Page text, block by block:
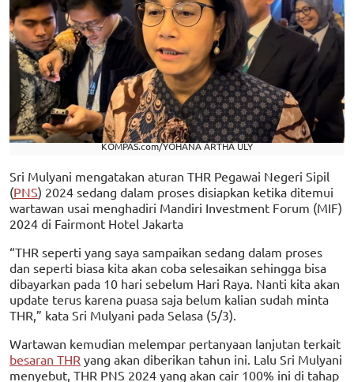
KOMPAS.com/YOHANA ARTHA ULY
Sri Mulyani mengatakan aturan THR Pegawai Negeri Sipil
(PNS) 2024 sedang dalam proses disiapkan ketika ditemui
wartawan usai menghadiri Mandiri Investment Forum (MIF)
2024 di Fairmont Hotel Jakarta
“THR seperti yang saya sampaikan sedang dalam proses
dan seperti biasa kita akan coba selesaikan sehingga bisa
dibayarkan pada 10 hari sebelum Hari Raya. Nanti kita akan
update terus karena puasa saja belum kalian sudah minta
THR,” kata Sri Mulyani pada Selasa (5/3).
Wartawan kemudian melempar pertanyaan lanjutan terkait
besaran THR yang akan diberikan tahun ini. Lalu Sri Mulyani
menyebut, THR PNS 2024 yang akan cair 100% ini di tahap